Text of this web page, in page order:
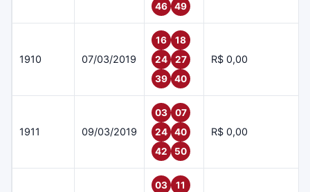
46
49
1910 07/03/2019
16
18
24
27
39
40
R$ 0,00
1911 09/03/2019
03
07
24
40
42
50
R$ 0,00
03
11